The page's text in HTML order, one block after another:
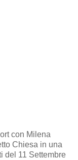
con Milena
Chiesa in una
del 11 Settembre